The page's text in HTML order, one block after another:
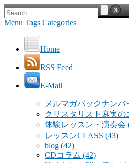
Menu Tags Categories
Home
RSS Feed
E-Mail
メルマガバックナンバ
クリスタリスト麻実の
体験レッスン・演奏会
レッスンCLASS (43)
blog (42)
CDコラム (42)